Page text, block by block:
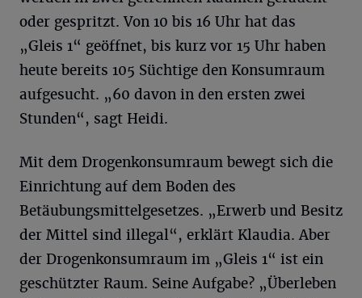
oder gespritzt. Von 10 bis 16 Uhr hat das
„Gleis 1“ geöffnet, bis kurz vor 15 Uhr haben
heute bereits 105 Süchtige den Konsumraum
aufgesucht. „60 davon in den ersten zwei
Stunden“, sagt Heidi.
Mit dem Drogenkonsumraum bewegt sich die
Einrichtung auf dem Boden des
Betäubungsmittelgesetzes. „Erwerb und Besitz
der Mittel sind illegal“, erklärt Klaudia. Aber
der Drogenkonsumraum im „Gleis 1“ ist ein
geschützter Raum. Seine Aufgabe? „Überleben